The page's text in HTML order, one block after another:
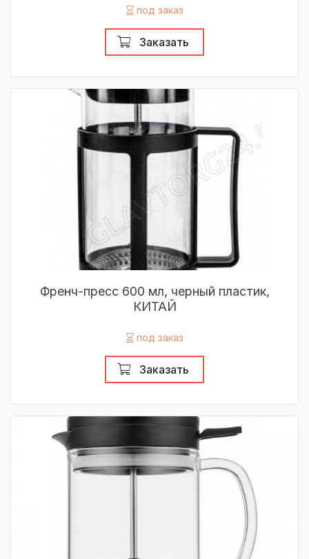
под заказ
Заказать
Френч-пресс 600 мл, черный пластик,
КИТАЙ
под заказ
Заказать